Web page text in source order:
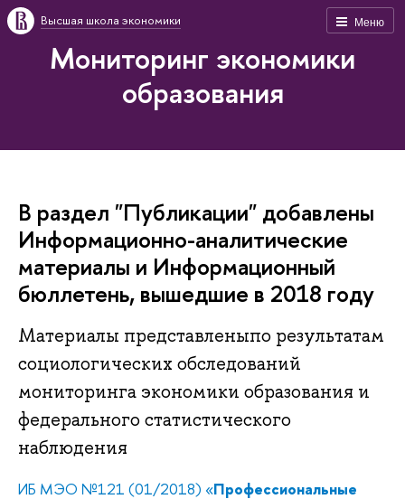
Меню
Высшая школа экономики
Мониторинг экономики
образования
В раздел "Публикации" добавлены
Информационно-аналитические
материалы и Информационный
бюллетень, вышедшие в 2018 году
Материалы представленыпо результатам
социологических обследований
мониторинга экономики образования и
федерального статистического
наблюдения
ИБ МЭО №121 (01/2018) «Профессиональные